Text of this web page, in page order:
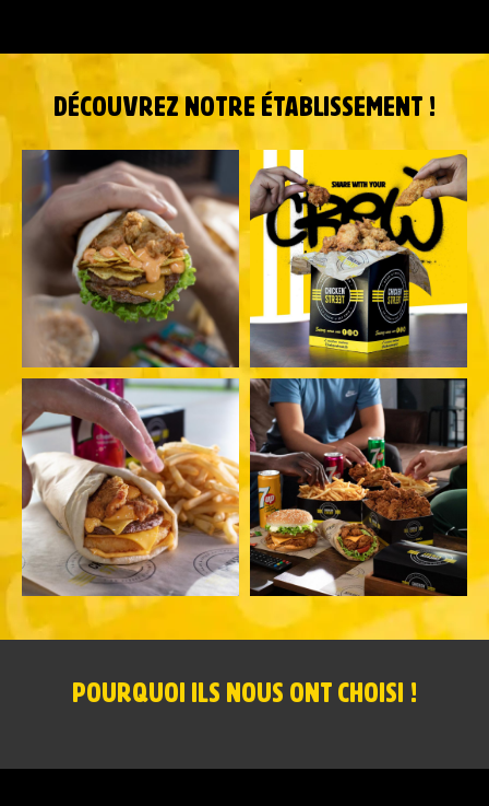
DÉCOUVREZ NOTRE ÉTABLISSEMENT !
POURQUOI ILS NOUS ONT CHOISI !